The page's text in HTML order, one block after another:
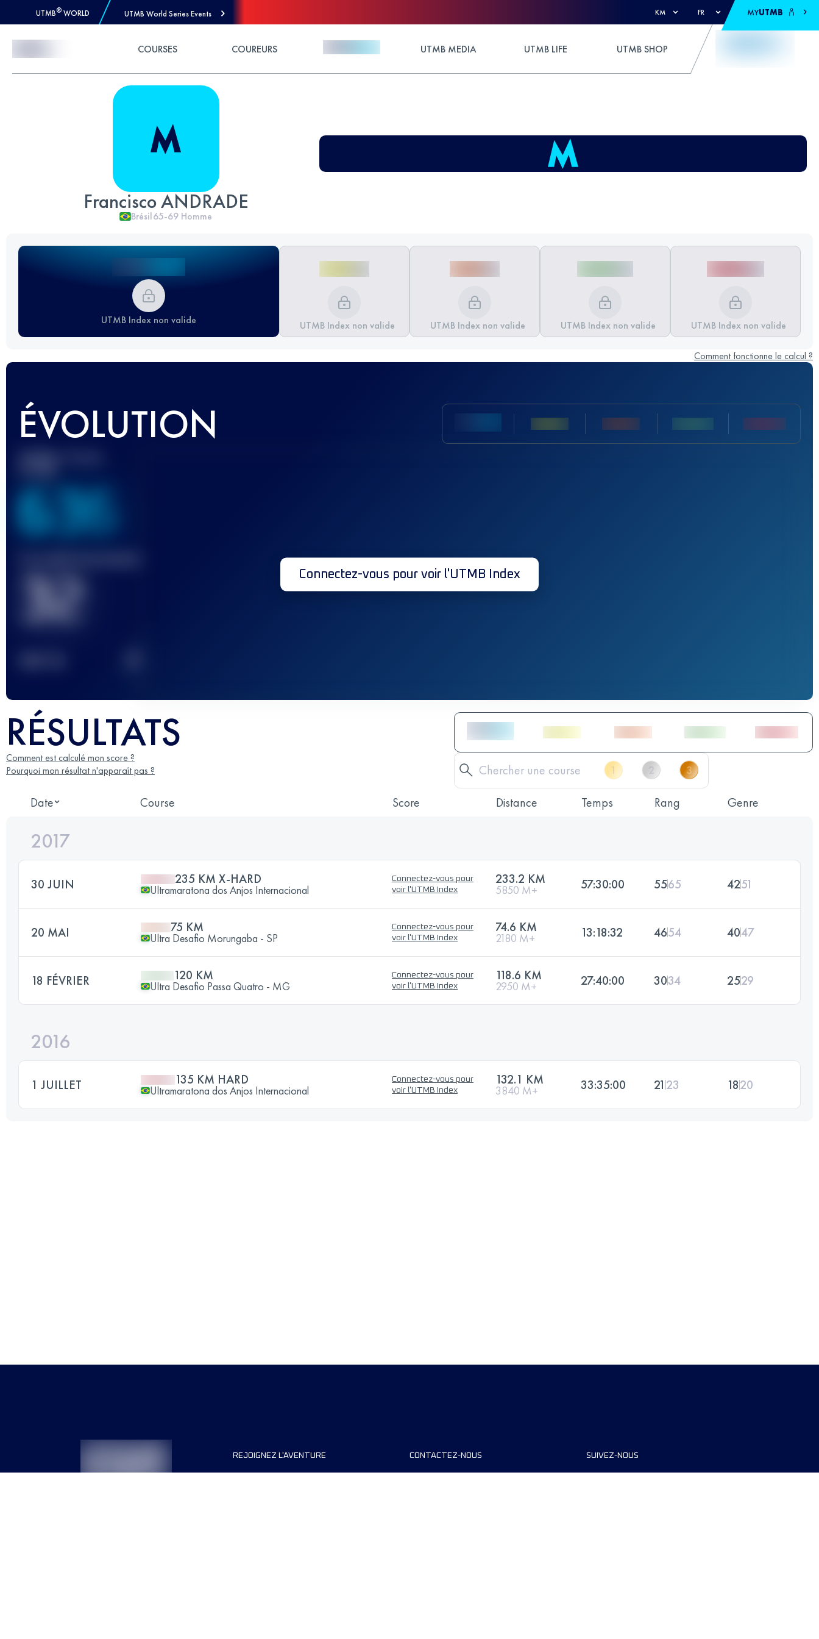
UTMB® WORLD UTMB World Series Events KM FR MYUTMB
COURSES COUREURS UTMB MEDIA UTMB LIFE UTMB SHOP
Francisco ANDRADE
Brésil65-69 Homme
UTMB Index non valide UTMB Index non valide UTMB Index non valide UTMB Index non valide UTMB Index non valide
Comment fonctionne le calcul ?
ÉVOLUTION
Meilleur Score
636
32 Connectez-vous pour voir l'UTMB Index
RÉSULTATS
Comment est calculé mon score ?
Pourquoi mon résultat n'apparaît pas ?
Date Course Score Distance Temps Rang Genre
2017
30 JUIN 235 KM X-HARD
Ultramaratona dos Anjos Internacional
Connectez-vous pour
voir l'UTMB Index
233.2 KM
5850 M+ 57:30:00 5565 4251
20 MAI 75 KM
Ultra Desafio Morungaba - SP
Connectez-vous pour
voir l'UTMB Index
74.6 KM
2180 M+ 13:18:32 4654 4047
18 FÉVRIER 120 KM
Ultra Desafio Passa Quatro - MG
Connectez-vous pour
voir l'UTMB Index
118.6 KM
2950 M+ 27:40:00 3034 2529
2016
1 JUILLET 135 KM HARD
Ultramaratona dos Anjos Internacional
Connectez-vous pour
voir l'UTMB Index
132.1 KM
3840 M+ 33:35:00 21 23 1820
REJOIGNEZ L'AVENTURE CONTACTEZ-NOUS SUIVEZ-NOUS